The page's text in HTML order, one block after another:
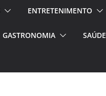
ENTRETENIMENTO
GASTRONOMIA SAÚDE